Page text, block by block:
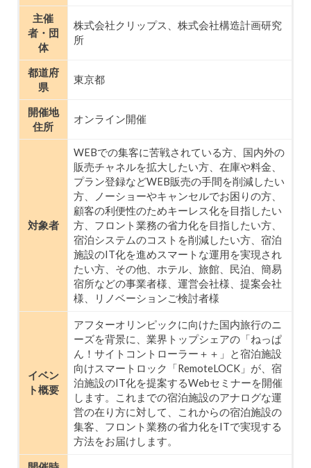
主催
者・団
体
株式会社クリップス、株式会社構造計画研究
所
都道府
県
東京都
開催地
住所
オンライン開催
対象者
WEBでの集客に苦戦されている方、国内外の
販売チャネルを拡大したい方、在庫や料金、
プラン登録などWEB販売の手間を削減したい
方、ノーショーやキャンセルでお困りの方、
顧客の利便性のためキーレス化を目指したい
方、フロント業務の省力化を目指したい方、
宿泊システムのコストを削減したい方、宿泊
施設のIT化を進めスマートな運用を実現され
たい方、その他、ホテル、旅館、民泊、簡易
宿所などの事業者様、運営会社様、提案会社
様、リノベーションご検討者様
イベン
ト概要
アフターオリンピックに向けた国内旅行のニ
ーズを背景に、業界トップシェアの「ねっぱ
ん！サイトコントローラー＋＋」と宿泊施設
向けスマートロック「RemoteLOCK」が、宿
泊施設のIT化を提案するWebセミナーを開催
します。これまでの宿泊施設のアナログな運
営の在り方に対して、これからの宿泊施設の
集客、フロント業務の省力化をITで実現する
方法をお届けします。